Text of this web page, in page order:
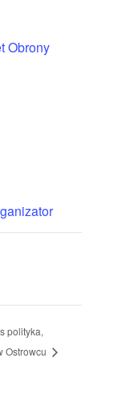
Obrony
polityka,
Ostrowcu